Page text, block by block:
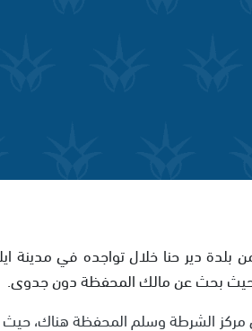
بلدة دير حنا خلال تواجده في مدينة
حيث بحث عن مالك المحفظة دون جدوى.
مركز الشرطة وسلم المحفظة هناك،